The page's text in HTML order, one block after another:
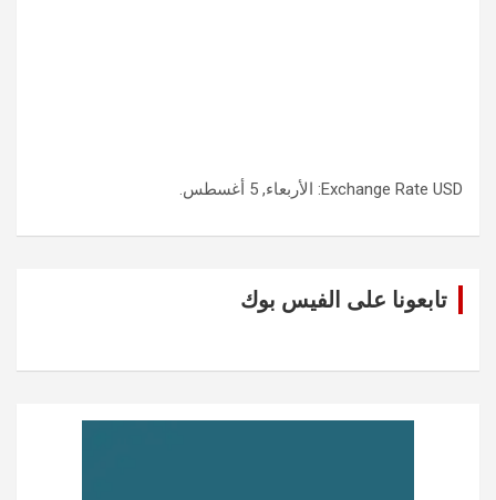
Exchange Rate USD : الأربعاء, 5 أغسطس.
تابعونا على الفيس بوك